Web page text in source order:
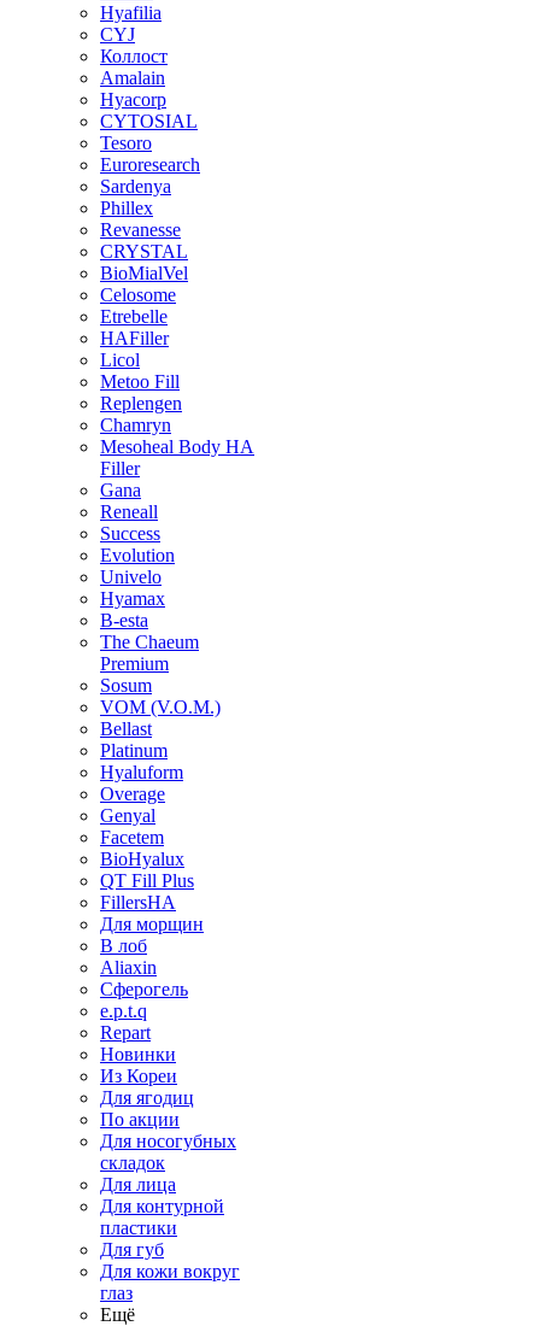
Hyafilia
CYJ
Коллост
Amalain
Hyacorp
CYTOSIAL
Tesoro
Euroresearch
Sardenya
Phillex
Revanesse
CRYSTAL
BioMialVel
Celosome
Etrebelle
HAFiller
Licol
Metoo Fill
Replengen
Chamryn
Mesoheal Body HA
Filler
Gana
Reneall
Success
Evolution
Univelo
Hyamax
B-esta
The Chaeum
Premium
Sosum
VOM (V.O.M.)
Bellast
Platinum
Hyaluform
Overage
Genyal
Facetem
BioHyalux
QT Fill Plus
FillersHA
Для морщин
В лоб
Aliaxin
Сферогель
e.p.t.q
Repart
Новинки
Из Кореи
Для ягодиц
По акции
Для носогубных
складок
Для лица
Для контурной
пластики
Для губ
Для кожи вокруг
глаз
Ещё